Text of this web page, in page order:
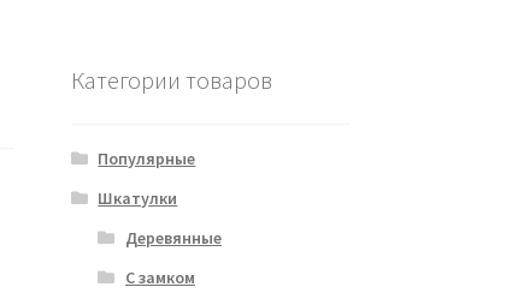
Категории товаров
Популярные
Шкатулки
Деревянные
С замком